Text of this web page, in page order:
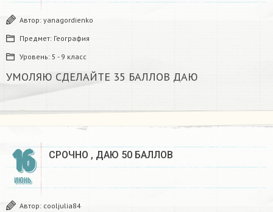
Автор: yanagordienko
Предмет: География
Уровень: 5 - 9 класс
УМОЛЯЮ СДЕЛАЙТЕ 35 БАЛЛОВ ДАЮ
16
ИЮНЬ
СРОЧНО , ДАЮ 50 БАЛЛОВ
Автор: cooljulia84